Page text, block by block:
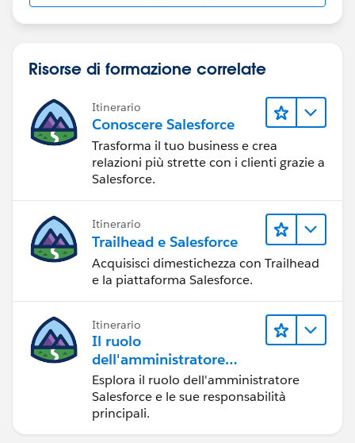
Risorse di formazione correlate
Itinerario
Conoscere Salesforce
Trasforma il tuo business e crea
relazioni più strette con i clienti grazie a
Salesforce.
Itinerario
Trailhead e Salesforce
Acquisisci dimestichezza con Trailhead
e la piattaforma Salesforce.
Itinerario
Il ruolo
dell'amministratore
Salesforce
Esplora il ruolo dell'amministratore
Salesforce e le sue responsabilità
principali.